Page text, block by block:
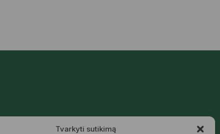
Tvarkyti sutikimą
apie šeimą, jaukius namus ir harmoningą